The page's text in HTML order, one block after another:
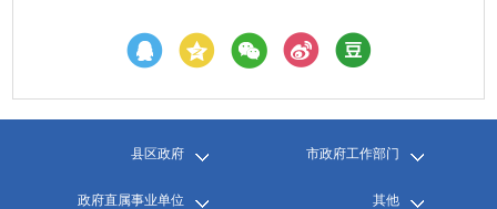
县区政府 市政府工作部门
政府直属事业单位 其他